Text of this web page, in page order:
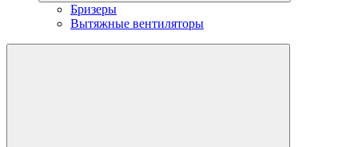
Бризеры
Вытяжные вентиляторы